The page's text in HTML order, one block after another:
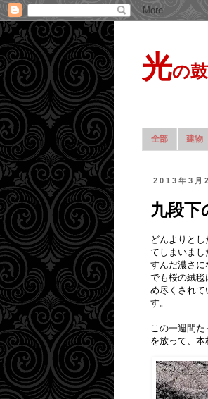
光の
全部 建物
2013年3月
九段
どんよりと
てしまいま
すんだ濃さに
でも桜の絨毯
め尽くされ
す。
この一週間
を放って、本